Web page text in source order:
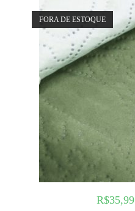
FORA DE ESTOQUE
R$35,99